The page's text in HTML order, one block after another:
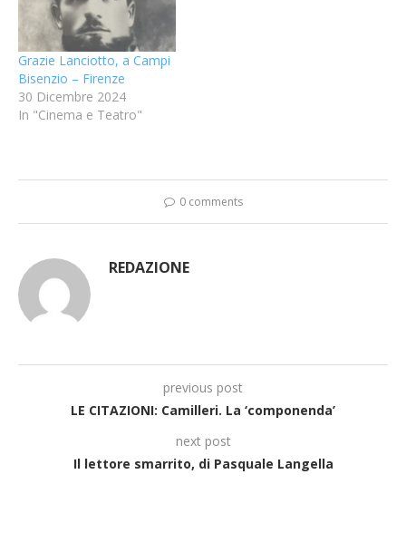
Grazie Lanciotto, a Campi
Bisenzio – Firenze
30 Dicembre 2024
In "Cinema e Teatro"
0 comments
REDAZIONE
previous post
LE CITAZIONI: Camilleri. La ‘componenda’
next post
Il lettore smarrito, di Pasquale Langella